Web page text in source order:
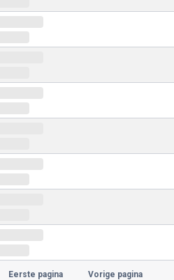
Eerste pagina Vorige pagina